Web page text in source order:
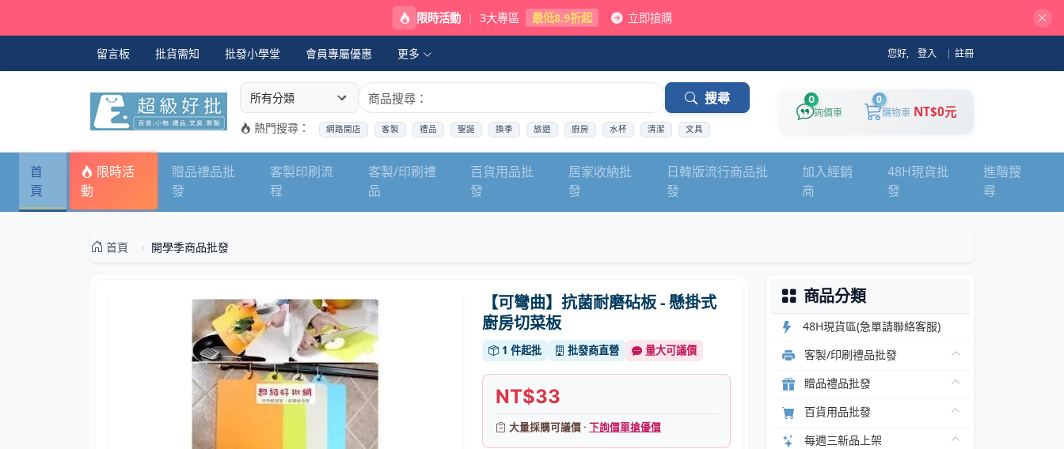
限時活動 | 3大專區 最低8.9折起 立即搶購
留言板 批貨需知 批發小學堂 會員專屬優惠 更多 您好, 登入 | 註冊
選擇商品分類
搜尋商品關鍵字 搜尋
熱門搜尋： 網路開店 客製 禮品 聖誕 換季 旅遊 廚房 水杯 清潔 文具
0
詢價車
0
購物車 NT$0元
首
頁
限時活
動
贈品禮品批
發
客製印刷流
程
客製/印刷禮
品
百貨用品批
發
居家收納批
發
日韓版流行商品批
發
加入經銷
商
48H現貨批
發
進階搜
尋
首頁 開學季商品批發
【可彎曲】抗菌耐磨砧板 - 懸掛式
廚房切菜板
1 件起批 批發商直營 量大可議價
NT$33
大量採購可議價 ·下詢價單搶優價
商品分類
48H現貨區(急單請聯絡客服)
客製/印刷禮品批發
贈品禮品批發
百貨用品批發
每週三新品上架